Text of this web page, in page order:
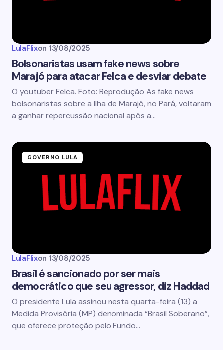
LulaFlixon 13/08/2025
Bolsonaristas usam fake news sobre
Marajó para atacar Felca e desviar debate
O youtuber Felca. Foto: Reprodução As fake news
bolsonaristas sobre a Ilha de Marajó, no Pará, voltaram
a ganhar repercussão nacional após a…
GOVERNO LULA
LulaFlixon 13/08/2025
Brasil é sancionado por ser mais
democrático que seu agressor, diz Haddad
O presidente Lula assinou nesta quarta-feira (13) a
Medida Provisória (MP) denominada “Brasil Soberano”,
que oferece proteção pelo Fundo…